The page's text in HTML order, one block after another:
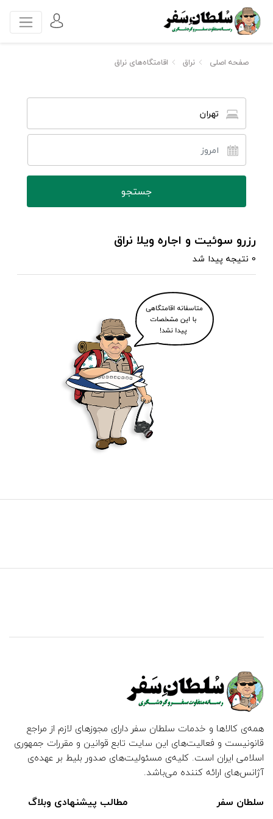
صفحه اصلی نراق اقامتگاه‌های نراق
تهران
رزرو سوئیت و اجاره ویلا نراق
0 نتیجه پیدا شد
همه‌ی کالاها و خدمات سلطان سفر دارای مجوزهای لازم از مراجع
قانونیست و فعالیت‌های این سایت تابع قوانین و مقررات جمهوری
اسلامی ایران است. کلیه‌ی مسئولیت‌های صدور بلیط بر عهده‌ی
آژانس‌های ارائه کننده می‌باشد.
سلطان سفر مطالب پیشنهادی وبلاگ